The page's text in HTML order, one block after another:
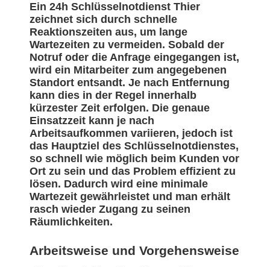
Ein 24h Schlüsselnotdienst Thier
zeichnet sich durch schnelle
Reaktionszeiten aus, um lange
Wartezeiten zu vermeiden. Sobald der
Notruf oder die Anfrage eingegangen ist,
wird ein Mitarbeiter zum angegebenen
Standort entsandt. Je nach Entfernung
kann dies in der Regel innerhalb
kürzester Zeit erfolgen. Die genaue
Einsatzzeit kann je nach
Arbeitsaufkommen variieren, jedoch ist
das Hauptziel des Schlüsselnotdienstes,
so schnell wie möglich beim Kunden vor
Ort zu sein und das Problem effizient zu
lösen. Dadurch wird eine minimale
Wartezeit gewährleistet und man erhält
rasch wieder Zugang zu seinen
Räumlichkeiten.
Arbeitsweise und Vorgehensweise